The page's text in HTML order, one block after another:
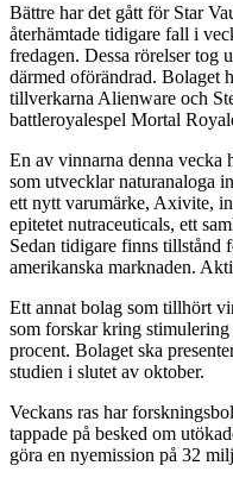
Bättre har det gått för Star
återhämtade tidigare fall i
fredagen. Dessa rörelser tog
därmed oförändrad. Bolaget
tillverkarna Alienware och
battleroyalespel Mortal
En av vinnarna denna vecka
som utvecklar naturanaloga
ett nytt varumärke, Axivite,
epitetet nutraceuticals, ett
Sedan tidigare finns tillstånd
amerikanska marknaden.
Ett annat bolag som tillhört
som forskar kring
procent. Bolaget ska
studien i slutet av oktober.
Veckans ras har
tappade på besked om
göra en nyemission på 32